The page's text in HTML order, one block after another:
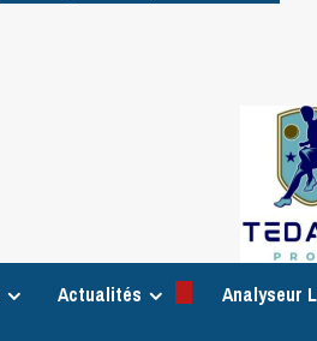
Actualités Analyseur